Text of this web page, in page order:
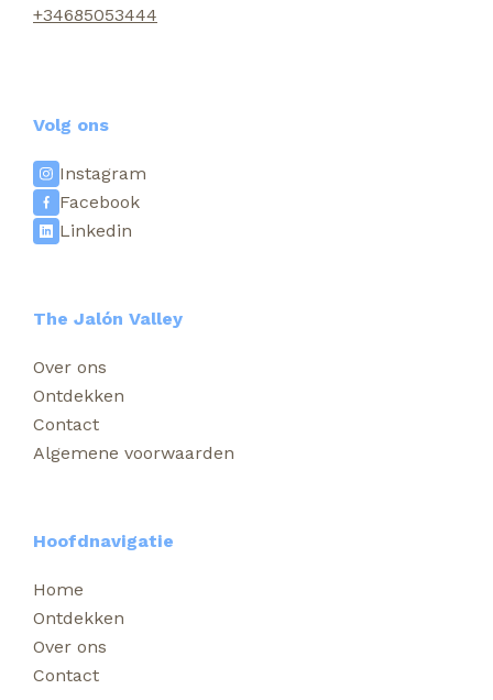
+34685053444
The Jalón Valley
Over ons
Ontdekken
Contact
Algemene voorwaarden
Hoofdnavigatie
Home
Ontdekken
Over ons
Contact
Volg ons
Instagram
Facebook
Linkedin